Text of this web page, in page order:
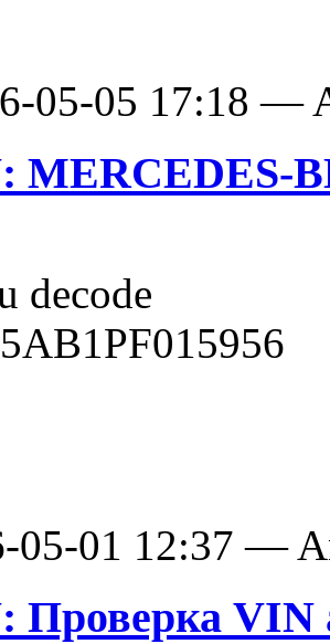
05-05 17:18 —
MERCEDES-
decode
05-01 12:37 —
Проверка VIN